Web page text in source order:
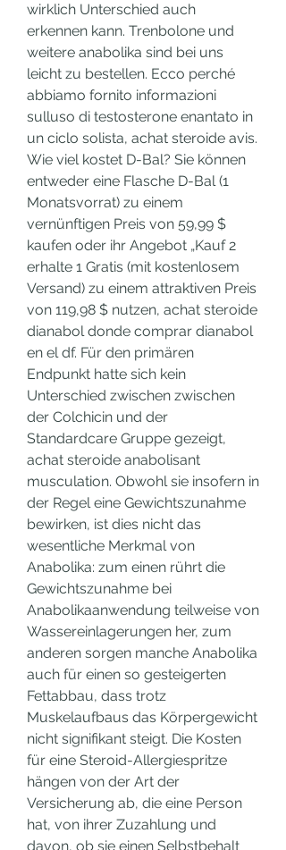
wirklich Unterschied auch
erkennen kann. Trenbolone und
weitere anabolika sind bei uns
leicht zu bestellen. Ecco perché
abbiamo fornito informazioni
sulluso di testosterone enantato in
un ciclo solista, achat steroide avis.
Wie viel kostet D-Bal? Sie können
entweder eine Flasche D-Bal (1
Monatsvorrat) zu einem
vernünftigen Preis von 59,99 $
kaufen oder ihr Angebot „Kauf 2
erhalte 1 Gratis (mit kostenlosem
Versand) zu einem attraktiven Preis
von 119,98 $ nutzen, achat steroide
dianabol donde comprar dianabol
en el df. Für den primären
Endpunkt hatte sich kein
Unterschied zwischen zwischen
der Colchicin und der
Standardcare Gruppe gezeigt,
achat steroide anabolisant
musculation. Obwohl sie insofern in
der Regel eine Gewichtszunahme
bewirken, ist dies nicht das
wesentliche Merkmal von
Anabolika: zum einen rührt die
Gewichtszunahme bei
Anabolikaanwendung teilweise von
Wassereinlagerungen her, zum
anderen sorgen manche Anabolika
auch für einen so gesteigerten
Fettabbau, dass trotz
Muskelaufbaus das Körpergewicht
nicht signifikant steigt. Die Kosten
für eine Steroid-Allergiespritze
hängen von der Art der
Versicherung ab, die eine Person
hat, von ihrer Zuzahlung und
davon, ob sie einen Selbstbehalt